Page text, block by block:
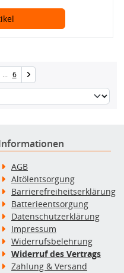
... 6
AGB
Altölentsorgung
Barrierefreiheitserklärung
Batterieentsorgung
Datenschutzerklärung
Impressum
Widerrufsbelehrung
Widerruf des Vertrags
Zahlung & Versand